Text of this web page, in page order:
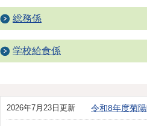
総務係
学校給食係
2026年7月23日更新 令和8年度菊